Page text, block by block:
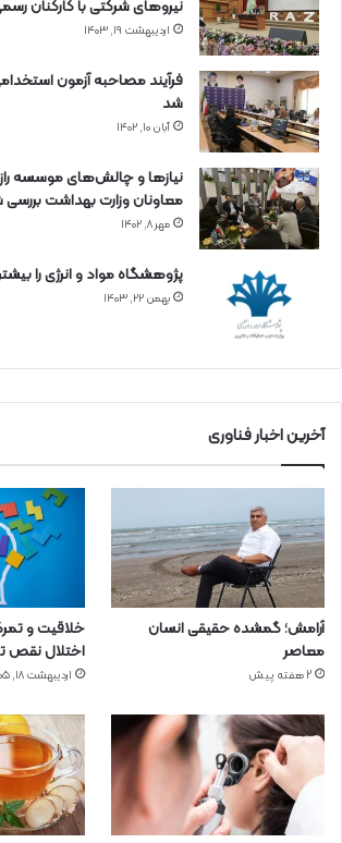
نیروهای شرکتی با کارکنان
اردیبهشت ۱۹, ۱۴۰۳
فرآیند مصاحبه آزمون
شد
آبان ۱۰, ۱۴۰۲
نیازها و چالش‌های موسسه
معاونان وزارت بهداشت
مهر ۸, ۱۴۰۲
پژوهشگاه مواد و انرژی را
بهمن ۲۲, ۱۴۰۳
آخرین اخبار فناوری
آرامش؛ گمشده حقیقی انسان
معاصر
2 هفته پیش
خلاقیت و
اختلال نقص
اردیبهشت ۱۸, ۱۴۰۵